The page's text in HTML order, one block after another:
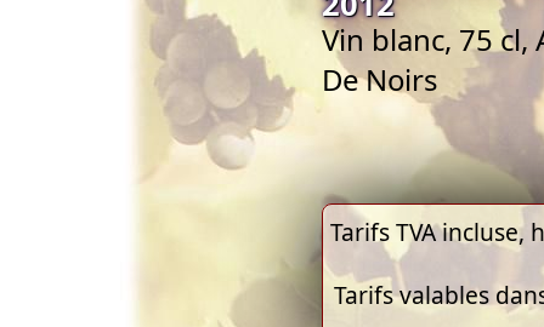
Vin blanc, 75 cl,
De Noirs
Tarifs TVA
Tarifs valables